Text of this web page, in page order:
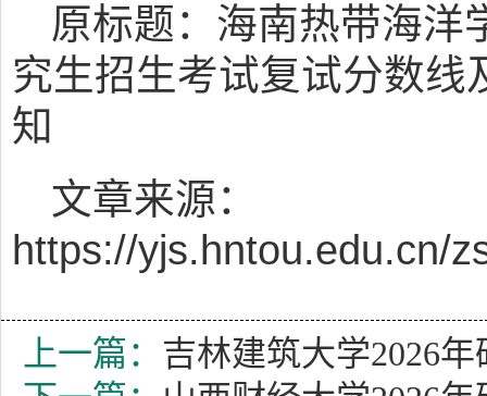
原标题：海南热带海洋
究生招生考试复试分数
知
文章来源：
https://yjs.hntou.edu.cn/
上一篇： 吉林建筑大学2026